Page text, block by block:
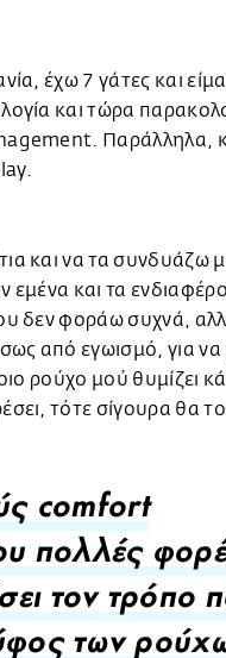
έχω 7 γάτες και
και τώρα
Παράλληλα,
και να τα συνδυάζω
εμένα και τα
δεν φοράω συχνά,
από εγωισμό, για να
ρούχο μού θυμίζει
τότε σίγουρα θα το
comfort
πολλές
τον τρόπο
των